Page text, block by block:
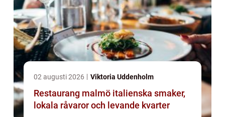
02 augusti 2026 Viktoria Uddenholm
Restaurang malmö italienska smaker,
lokala råvaror och levande kvarter